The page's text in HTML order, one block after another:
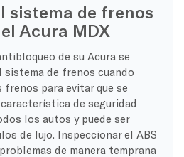
sistema de frenos
Acura MDX
de su Acura se
sistema de frenos cuando
para evitar que se
de seguridad
los autos y puede ser
de lujo. Inspeccionar el ABS
de manera temprana